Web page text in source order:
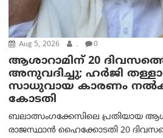
Aug 5, 2026 . 0
ആശാറാമിന് 20
അനുവദിച്ചു; ഹർജി
സാധുവായ കാരണം
കോടതി
ബലാത്സംഗക്കേസിലെ പ്രതിയായ
രാജസ്ഥാൻ ഹൈക്കോടതി 20